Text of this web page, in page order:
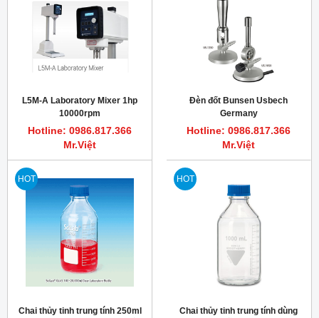
L5M-A Laboratory Mixer 1hp
10000rpm
Hotline: 0986.817.366
Mr.Việt
Đèn đốt Bunsen Usbech
Germany
Hotline: 0986.817.366
Mr.Việt
HOT
Chai thủy tinh trung tính 250ml
HOT
Chai thủy tinh trung tính dùng